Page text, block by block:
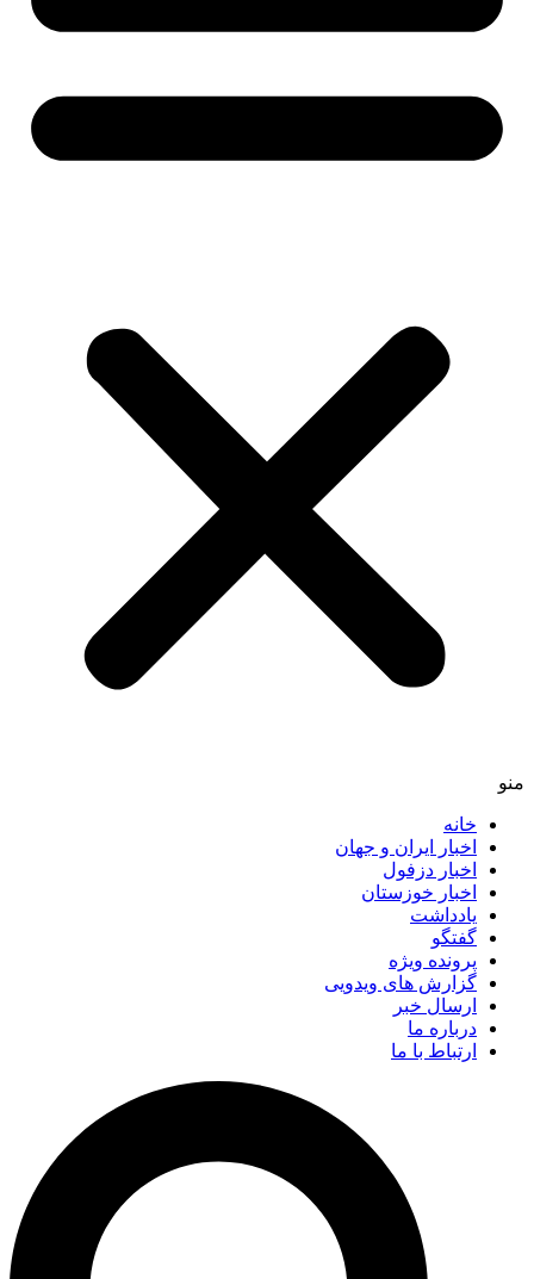
خانه
اخبار ایران و جهان
اخبار دزفول
اخبار خوزستان
یادداشت
گفتگو
پرونده ویژه
گزارش های ویدویی
ارسال خبر
درباره ما
ارتباط با ما